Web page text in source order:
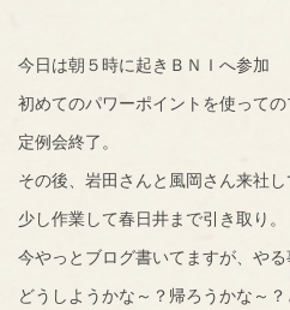
今日は朝５時に起きＢＮＩへ参加
初めてのパワーポイントを使って
定例会終了。
その後、岩田さんと風岡さん来社し
少し作業して春日井まで引き取り。
今やっとブログ書いてますが、や
どうしようかな～？帰ろうかな～？